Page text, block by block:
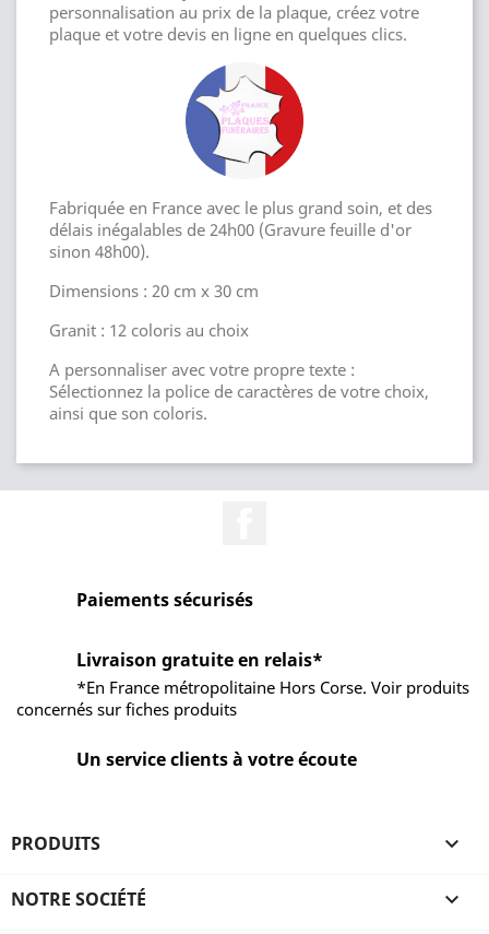
personnalisation au prix de la plaque, créez votre
plaque et votre devis en ligne en quelques clics.
Fabriquée en France avec le plus grand soin, et des
délais inégalables de 24h00 (Gravure feuille d'or
sinon 48h00).
Dimensions : 20 cm x 30 cm
Granit : 12 coloris au choix
A personnaliser avec votre propre texte :
Sélectionnez la police de caractères de votre choix,
ainsi que son coloris.
Paiements sécurisés
Livraison gratuite en relais*
*En France métropolitaine Hors Corse. Voir produits
concernés sur fiches produits
Un service clients à votre écoute
PRODUITS 
NOTRE SOCIÉTÉ 